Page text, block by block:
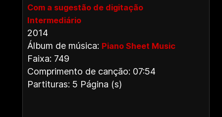
Com a sugestão de digitação
Intermediário
2014
Álbum de música: Piano Sheet Music
Faixa: 749
Comprimento de canção: 07:54
Partituras: 5 Página (s)